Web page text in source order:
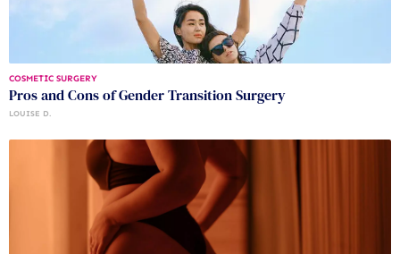
COSMETIC SURGERY
Pros and Cons of Gender Transition Surgery
LOUISE D.